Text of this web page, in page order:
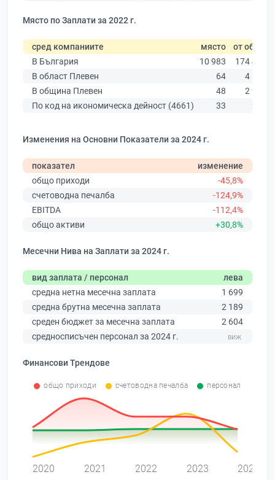
Място по Заплати за 2022 г.
сред компаниите място от общо
В България
10 983
174 403
В област Плевен
64
4 191
В община Плевен
48
2 923
По код на икономическа дейност (4661)
33 232
Изменения на Основни Показатели за 2024 г.
показател
изменение
общо приходи
-45,8%
счетоводна печалба
-124,9%
EBITDA
-112,4%
общо активи
+30,8%
Месечни Нива на Заплати за 2024 г.
вид заплата / персонал
лева
средна нетна месечна заплата
1 699
средна брутна месечна заплата
2 189
среден бюджет за месечна заплата
2 604
средносписъчен персонал за 2024 г.
Финансови Трендове
общо приходи счетоводна печалба персонал
2020 2021 2022 2023 2024